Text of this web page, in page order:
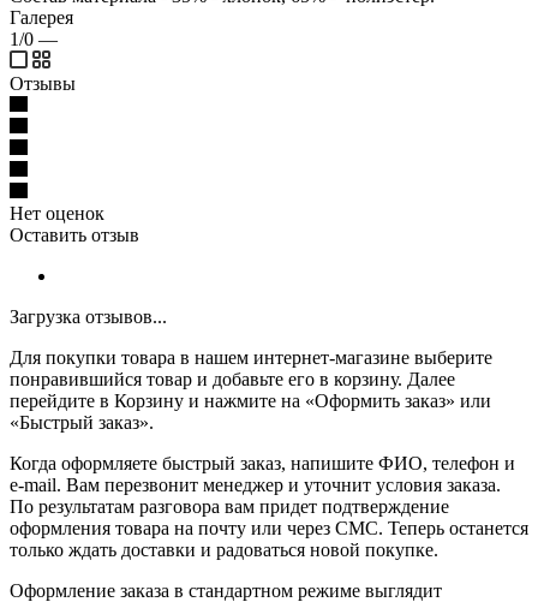
Галерея
1/0 —
Отзывы
Нет оценок
Оставить отзыв
Загрузка отзывов...
Для покупки товара в нашем интернет-магазине выберите
понравившийся товар и добавьте его в корзину. Далее
перейдите в Корзину и нажмите на «Оформить заказ» или
«Быстрый заказ».
Когда оформляете быстрый заказ, напишите ФИО, телефон и
e-mail. Вам перезвонит менеджер и уточнит условия заказа.
По результатам разговора вам придет подтверждение
оформления товара на почту или через СМС. Теперь останется
только ждать доставки и радоваться новой покупке.
Оформление заказа в стандартном режиме выглядит